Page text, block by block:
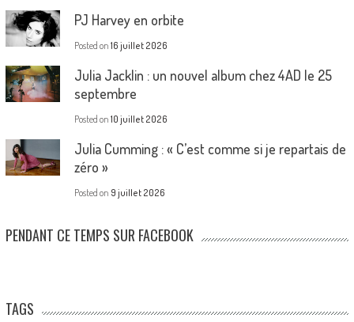
PJ Harvey en orbite
Posted on 16 juillet 2026
Julia Jacklin : un nouvel album chez 4AD le 25
septembre
Posted on 10 juillet 2026
Julia Cumming : « C’est comme si je repartais de
zéro »
Posted on 9 juillet 2026
PENDANT CE TEMPS SUR FACEBOOK
TAGS